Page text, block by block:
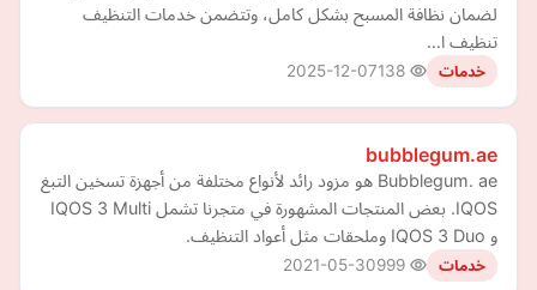
لضمان نظافة المسبح بشكل كامل، وتتضمن خدمات التنظيف
تنظيف ا…
خدمات 2025-12-07
bubblegum.ae
Bubblegum. ae هو مزود رائد لأنواع مختلفة من أجهزة تسخين التبغ
IQOS. بعض المنتجات المشهورة في متجرنا تشمل IQOS 3 Multi
و IQOS 3 Duo وملحقات مثل أعواد التنظيف.
خدمات 2021-05-30